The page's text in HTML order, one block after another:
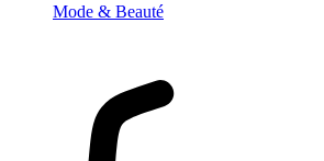
Mode & Beauté